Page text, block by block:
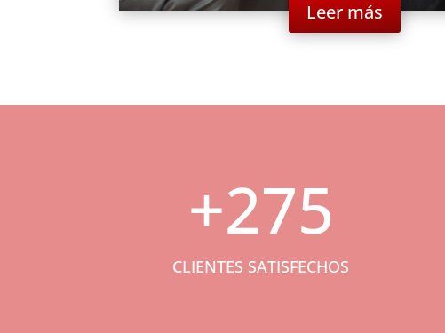
Leer más
+275
CLIENTES SATISFECHOS